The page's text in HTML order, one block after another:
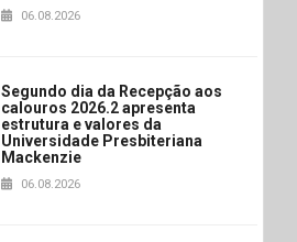
06.08.2026
Segundo dia da Recepção aos
calouros 2026.2 apresenta
estrutura e valores da
Universidade Presbiteriana
Mackenzie
06.08.2026